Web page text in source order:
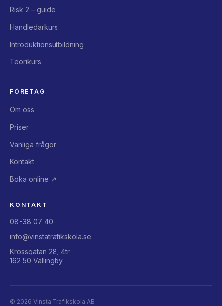
Risk 2 – guide
Handledarkurs
Introduktionsutbildning
Teorikurs
FÖRETAG
Om oss
Priser
Vanliga frågor
Kontakt
Boka online ↗
KONTAKT
08-38 07 40
info@vinstatrafikskola.se
Krossgatan 28, 4tr
162 50 Vällingby
© 2026 Vinsta Trafikskola AB